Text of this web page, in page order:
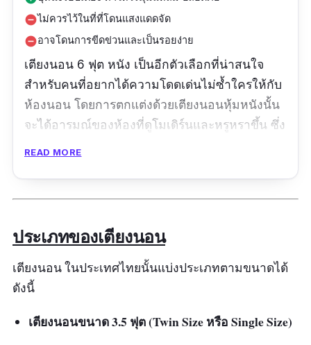
remove_circleไม่ควรไว้ในที่ที่โดนแสงแดดจัด
remove_circleอาจโดนการขีดข่วนและเป็นรอยง่าย
เตียงนอน 6 ฟุต หนัง เป็นอีกตัวเลือกที่น่าสนใจ
สำหรับคนที่อยากได้ความโดดเด่นไม่ซ้ำใครให้กับ
ห้องนอน โดยการตกแต่งด้วยเตียงนอนหุ้มหนังนั้น
จะได้อารมณ์ของห้องที่ดูโมเดิร์นและหรูหราขึ้น ซึ่ง
รองรับน้ำหนักได้เยอะ ส่วนหัวเตียงดีไซน์ทรงสูง
และมีการบุด้วยหนัง PVC จึงสามารถนั่งพิงอ่าน
หนังสือหรือดูทีวีได้อย่างสบาย
READ MORE
ประเภทของเตียงนอน
เตียงนอน ในประเทศไทยนั้นแบ่งประเภทตามขนาดได้
ดังนี้
เตียงนอนขนาด 3.5 ฟุต (Twin Size หรือ Single Size)